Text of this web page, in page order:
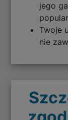
jego
Twoje
nie